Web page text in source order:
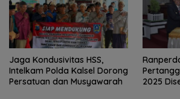
Jaga Kondusivitas HSS,
Intelkam Polda Kalsel Dorong
Persatuan dan Musyawarah
2025